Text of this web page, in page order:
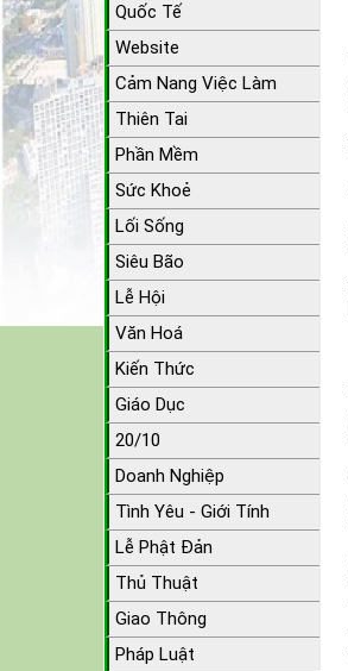
Quốc Tế
Website
Cảm Nang Việc Làm
Thiên Tai
Phần Mềm
Sức Khoẻ
Lối Sống
Siêu Bão
Lễ Hội
Văn Hoá
Kiến Thức
Giáo Dục
20/10
Doanh Nghiệp
Tình Yêu - Giới Tính
Lễ Phật Đản
Thủ Thuật
Giao Thông
Pháp Luật